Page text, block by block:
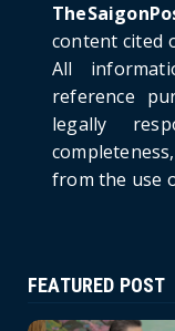
Politburo:
content cited
All
reference
legally
from the use
FEATURED POST